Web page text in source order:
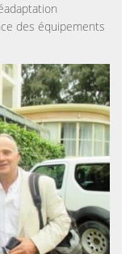
des équipements